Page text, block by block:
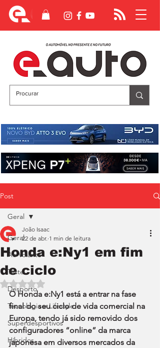
Post
Geral
Ao Volante
Teste
Desporto
Tecnologia e Lifestyle
Superdesportivos
Híbridos
Geral
Honda e:Ny1 em fim
de ciclo
João Isaac
22 de abr. 1 min de leitura
Avaliado com NaN de 5 estrelas.
O Honda e:Ny1 está a entrar na fase
final do seu ciclo de vida comercial na
Europa, tendo já sido removido dos
configuradores “online” da marca
japonesa em diversos mercados da